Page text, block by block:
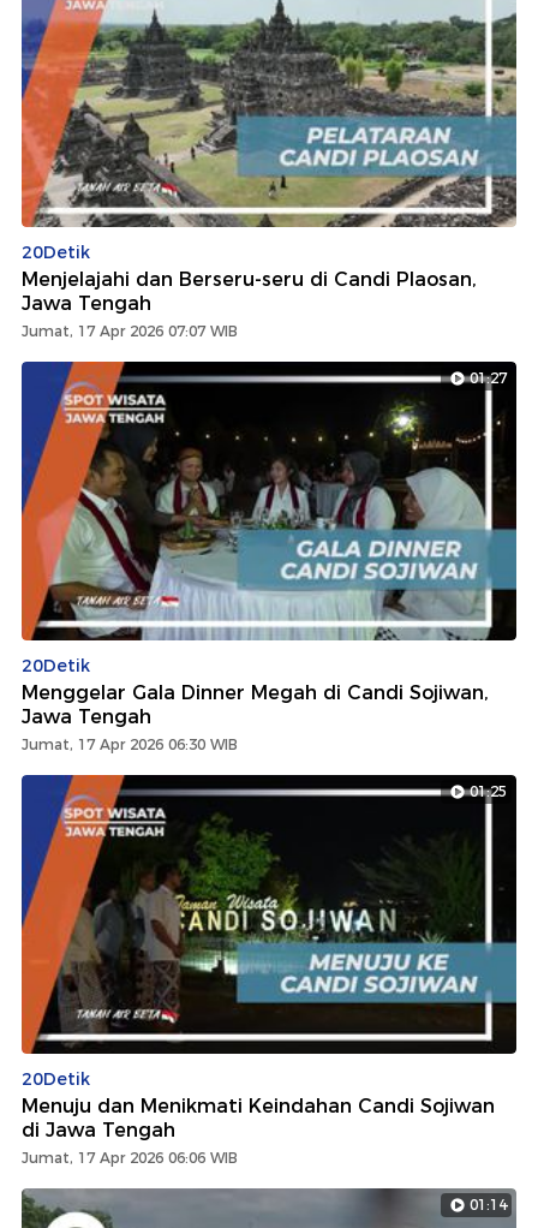
20Detik
Menjelajahi dan Berseru-seru di Candi Plaosan,
Jawa Tengah
Jumat, 17 Apr 2026 07:07 WIB
01:27
20Detik
Menggelar Gala Dinner Megah di Candi Sojiwan,
Jawa Tengah
Jumat, 17 Apr 2026 06:30 WIB
01:25
20Detik
Menuju dan Menikmati Keindahan Candi Sojiwan
di Jawa Tengah
Jumat, 17 Apr 2026 06:06 WIB
01:14